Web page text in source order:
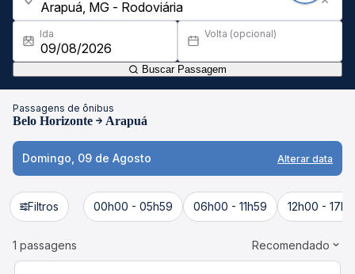
Ida Volta (opcional)
Buscar Passagem
Passagens de ônibus
Belo Horizonte Arapuá
Domingo, 09 de Agosto Alterar data
Filtros 00h00 - 05h59 06h00 - 11h59 12h00 -
1 passagens Recomendado